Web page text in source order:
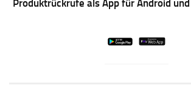
Produktrückrufe als App für Android und